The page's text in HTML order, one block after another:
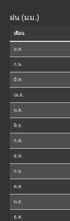
ฝน (มม.)
เดือน
ม.ค.
ก.พ.
มี.ค.
เม.ย.
พ.ค.
มิ.ย.
ก.ค.
ส.ค.
ก.ย.
ต.ค.
พ.ย.
ธ.ค.